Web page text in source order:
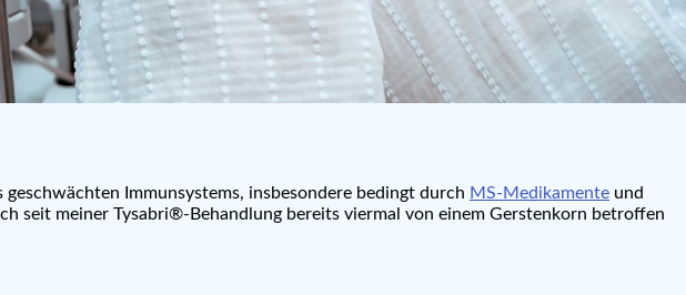
Immunsystems, insbesondere bedingt durch MS-Medikamente und
seit meiner Tysabri®-Behandlung bereits viermal von einem Gerstenkorn betroffen